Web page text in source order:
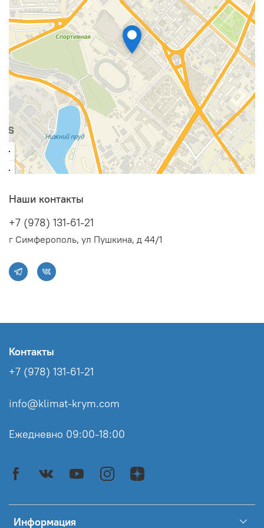
Наши контакты
+7 (978) 131-61-21
г Симферополь, ул Пушкина, д 44/1
Информация
Контакты
+7 (978) 131-61-21
info@klimat-krym.com
Ежедневно 09:00-18:00